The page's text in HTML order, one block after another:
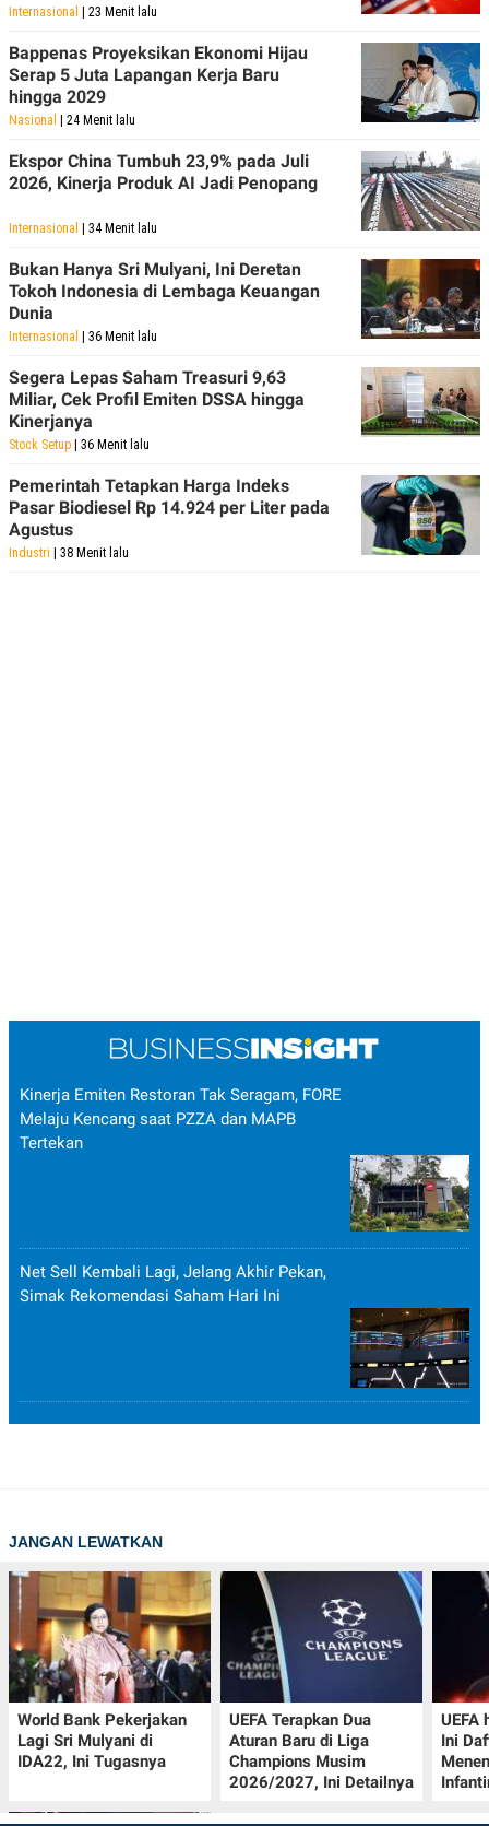
Internasional | 23 Menit lalu
Bappenas Proyeksikan Ekonomi Hijau
Serap 5 Juta Lapangan Kerja Baru
hingga 2029
Nasional | 24 Menit lalu
Ekspor China Tumbuh 23,9% pada Juli
2026, Kinerja Produk AI Jadi Penopang
Internasional | 34 Menit lalu
Bukan Hanya Sri Mulyani, Ini Deretan
Tokoh Indonesia di Lembaga Keuangan
Dunia
Internasional | 36 Menit lalu
Segera Lepas Saham Treasuri 9,63
Miliar, Cek Profil Emiten DSSA hingga
Kinerjanya
Stock Setup | 36 Menit lalu
Pemerintah Tetapkan Harga Indeks
Pasar Biodiesel Rp 14.924 per Liter pada
Agustus
Industri | 38 Menit lalu
Kinerja Emiten Restoran Tak Seragam, FORE
Melaju Kencang saat PZZA dan MAPB
Tertekan
Net Sell Kembali Lagi, Jelang Akhir Pekan,
Simak Rekomendasi Saham Hari Ini
JANGAN LEWATKAN
World Bank Pekerjakan
Lagi Sri Mulyani di
IDA22, Ini Tugasnya
UEFA Terapkan Dua
Aturan Baru di Liga
Champions Musim
2026/2027, Ini Detailnya
UEFA
Ini